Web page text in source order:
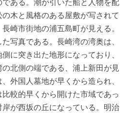
木と風格のある屋敷が写されて
崎市街地の浦五島町が見える。
写真である。長崎湾の湾奥は、
に突き出た地形になっており、
北側の端である、浦上新田が見
外国人墓地が早くから造られ、
較的早くから開けた市域であっ
が西坂の丘になっている。明治